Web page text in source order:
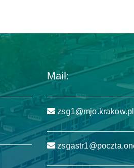
Mail:
zsg1@mjo.krakow.pl